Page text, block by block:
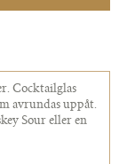
Cocktailglas
avrundas uppåt.
Sour eller en